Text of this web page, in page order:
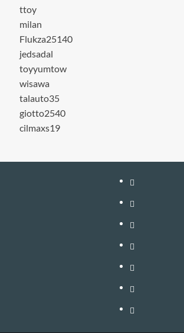
ttoy
milan
Flukza25140
jedsadal
toyyumtow
wisawa
talauto35
giotto2540
cilmaxs19
หน้า
แรก
สมัคร
สมาชิก
เติม
เงิน
อัพเกรด
เข้า
สู่
ระบบ
วิธี
ใช้
งาน
วิธี
สมัคร
ติดต่อ